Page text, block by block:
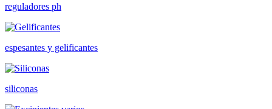
reguladores ph
espesantes y gelificantes
siliconas